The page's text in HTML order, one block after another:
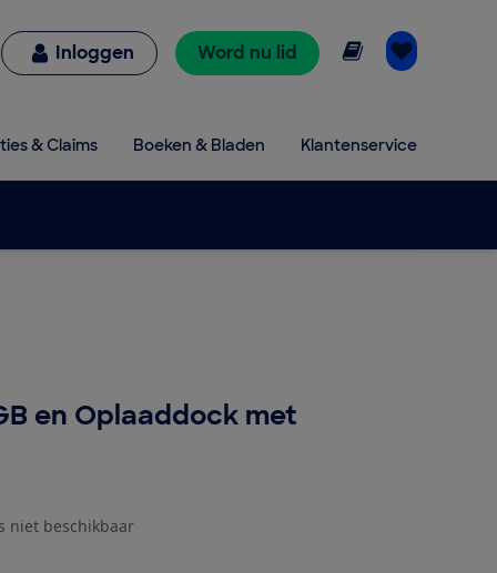
Inloggen Word nu lid Online lezen
& Claims Boeken & Bladen Klantenservice
en Oplaaddock met
niet beschikbaar